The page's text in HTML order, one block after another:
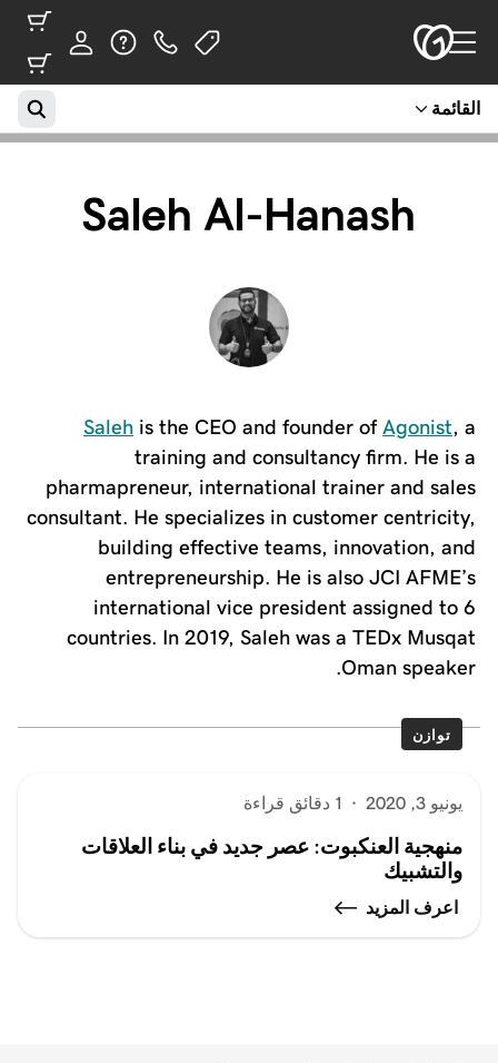
القائمة
Saleh Al-Hanash
Saleh is the CEO and founder of Agonist, a
training and consultancy firm. He is a
pharmapreneur, international trainer and sales
consultant. He specializes in customer centricity,
building effective teams, innovation, and
entrepreneurship. He is also JCI AFME’s
international vice president assigned to 6
countries. In 2019, Saleh was a TEDx Musqat
Oman speaker.
توازن
يونيو 3, 2020 · 1 دقائق قراءة
منهجية العنكبوت: عصر جديد في بناء العلاقات
والتشبيك
اعرف المزيد